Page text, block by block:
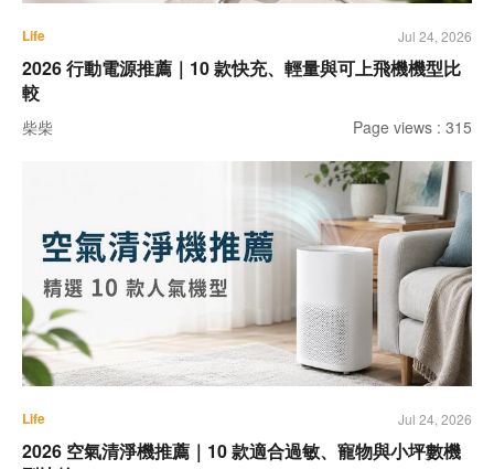
Life Jul 24, 2026
2026 行動電源推薦｜10 款快充、輕量與可上飛機機型比
較
柴柴 Page views : 315
Life Jul 24, 2026
2026 空氣清淨機推薦｜10 款適合過敏、寵物與小坪數機